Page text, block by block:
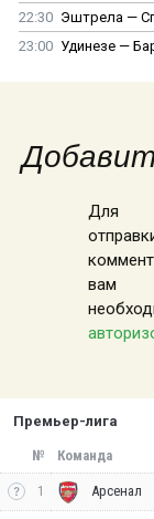
22:30 Эштрела —
23:00 Удинезе —
Для
вам
Премьер-лига
№ Команда
1 Арсенал